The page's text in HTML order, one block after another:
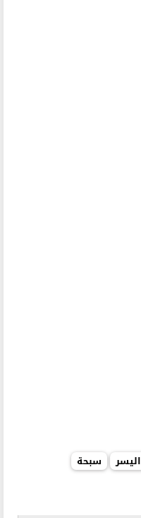
اليسر
سبحة